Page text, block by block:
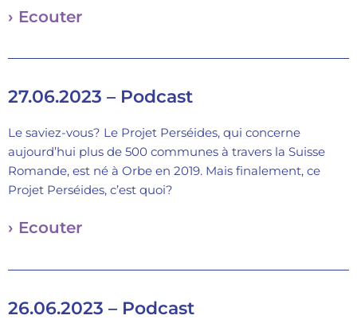
› Ecouter
27.06.2023 – Podcast
Le saviez-vous? Le Projet Perséides, qui concerne
aujourd’hui plus de 500 communes à travers la Suisse
Romande, est né à Orbe en 2019. Mais finalement, ce
Projet Perséides, c’est quoi?
› Ecouter
26.06.2023 – Podcast